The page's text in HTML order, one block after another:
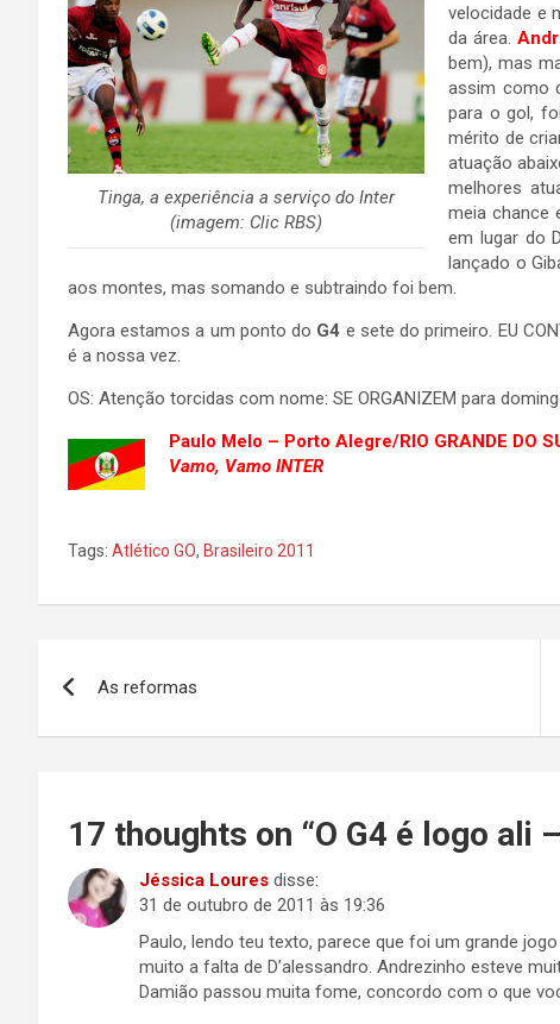
Tinga, a experiência a serviço do Inter
(imagem: Clic RBS)
velocidade e
da área.
bem), mas
assim como
para o gol,
mérito de
atuação
melhores
meia chance
em lugar do
lançado o
aos montes, mas somando e subtraindo foi bem.
Agora estamos a um ponto do G4 e sete do primeiro. EU
é a nossa vez.
OS: Atenção torcidas com nome: SE ORGANIZEM para
Paulo Melo – Porto Alegre/RIO GRANDE DO
Vamo, Vamo INTER
Tags: Atlético GO, Brasileiro 2011
de
As reformas
17 thoughts on “O G4 é logo ali
Jéssica Loures disse:
31 de outubro de 2011 às 19:36
Paulo, lendo teu texto, parece que foi um grande
muito a falta de D’alessandro. Andrezinho esteve
Damião passou muita fome, concordo com o que